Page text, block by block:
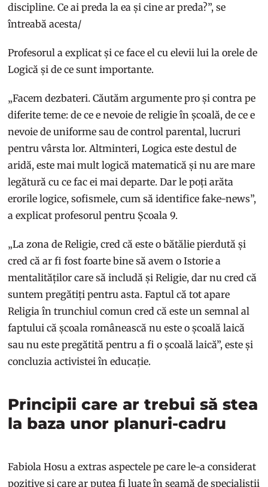
discipline. Ce ai preda la ea și cine ar preda?”, se
întreabă acesta/
Profesorul a explicat și ce face el cu elevii lui la orele de
Logică și de ce sunt importante.
„Facem dezbateri. Căutăm argumente pro și contra pe
diferite teme: de ce e nevoie de religie în școală, de ce e
nevoie de uniforme sau de control parental, lucruri
pentru vârsta lor. Altminteri, Logica este destul de
aridă, este mai mult logică matematică și nu are mare
legătură cu ce fac ei mai departe. Dar le poți arăta
erorile logice, sofismele, cum să identifice fake-news”,
a explicat profesorul pentru Școala 9.
„La zona de Religie, cred că este o bătălie pierdută și
cred că ar fi fost foarte bine să avem o Istorie a
mentalităților care să includă și Religie, dar nu cred că
suntem pregătiți pentru asta. Faptul că tot apare
Religia în trunchiul comun cred că este un semnal al
faptului că școala românească nu este o școală laică
sau nu este pregătită pentru a fi o școală laică”, este și
concluzia activistei în educație.
Principii care ar trebui să stea
la baza unor planuri-cadru
Fabiola Hosu a extras aspectele pe care le-a considerat
pozitive și care ar putea fi luate în seamă de specialiștii